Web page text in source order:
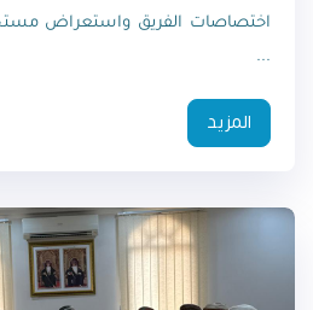
اختصاصات الفريق واستعراض
...
المزيد